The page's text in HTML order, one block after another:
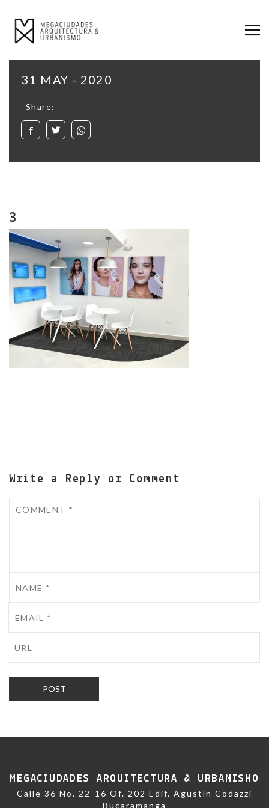
31 MAY - 2020
Share:
3
Write a Reply or Comment
MEGACIUDADES ARQUITECTURA & URBANISMO
Calle 36 No. 22-16 Of. 202 Edif. Agustín Codazzi
Bucaramanga